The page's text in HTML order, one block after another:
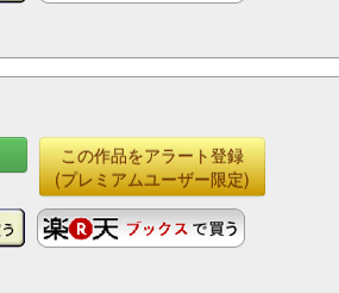
この作品をアラート登録
(プレミアムユーザー限定)